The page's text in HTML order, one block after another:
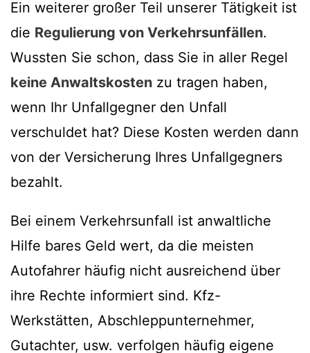
Ein weiterer großer Teil unserer Tätigkeit ist
die Regulierung von Verkehrsunfällen.
Wussten Sie schon, dass Sie in aller Regel
keine Anwaltskosten zu tragen haben,
wenn Ihr Unfallgegner den Unfall
verschuldet hat? Diese Kosten werden dann
von der Versicherung Ihres Unfallgegners
bezahlt.
Bei einem Verkehrsunfall ist anwaltliche
Hilfe bares Geld wert, da die meisten
Autofahrer häufig nicht ausreichend über
ihre Rechte informiert sind. Kfz-
Werkstätten, Abschleppunternehmer,
Gutachter, usw. verfolgen häufig eigene